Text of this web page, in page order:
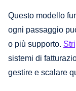
Questo modello
ogni passaggio
o più supporto.
sistemi di
gestire e scalare